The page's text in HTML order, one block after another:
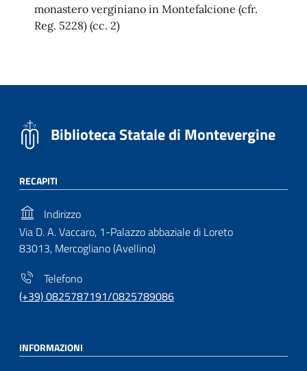
monastero verginiano in Montefalcione (cfr.
Reg. 5228) (cc. 2)
Biblioteca Statale di Montevergine
RECAPITI
Indirizzo
Via D. A. Vaccaro, 1-Palazzo abbaziale di Loreto
83013, Mercogliano (Avellino)
Telefono
(+39) 0825787191/0825789086
INFORMAZIONI